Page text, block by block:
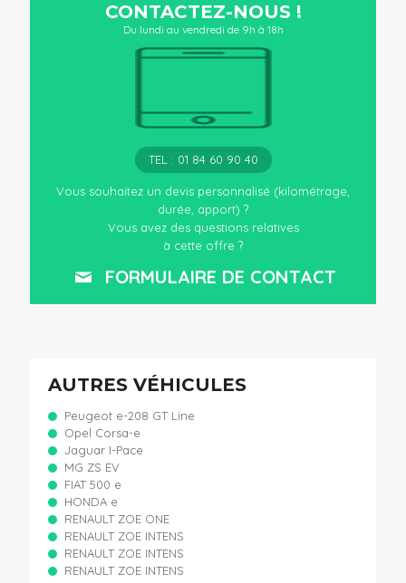
CONTACTEZ-NOUS !
Du lundi au vendredi de 9h à 18h
TEL : 01 84 60 90 40
Vous souhaitez un devis personnalisé (kilométrage,
durée, apport) ?
Vous avez des questions relatives
à cette offre ?
FORMULAIRE DE CONTACT
AUTRES VÉHICULES
Peugeot e-208 GT Line
Opel Corsa-e
Jaguar I-Pace
MG ZS EV
FIAT 500 e
HONDA e
RENAULT ZOE ONE
RENAULT ZOE INTENS
RENAULT ZOE INTENS
RENAULT ZOE INTENS